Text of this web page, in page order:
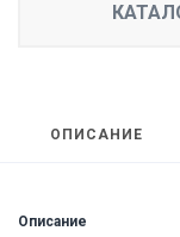
ОПИСАНИЕ
Описание